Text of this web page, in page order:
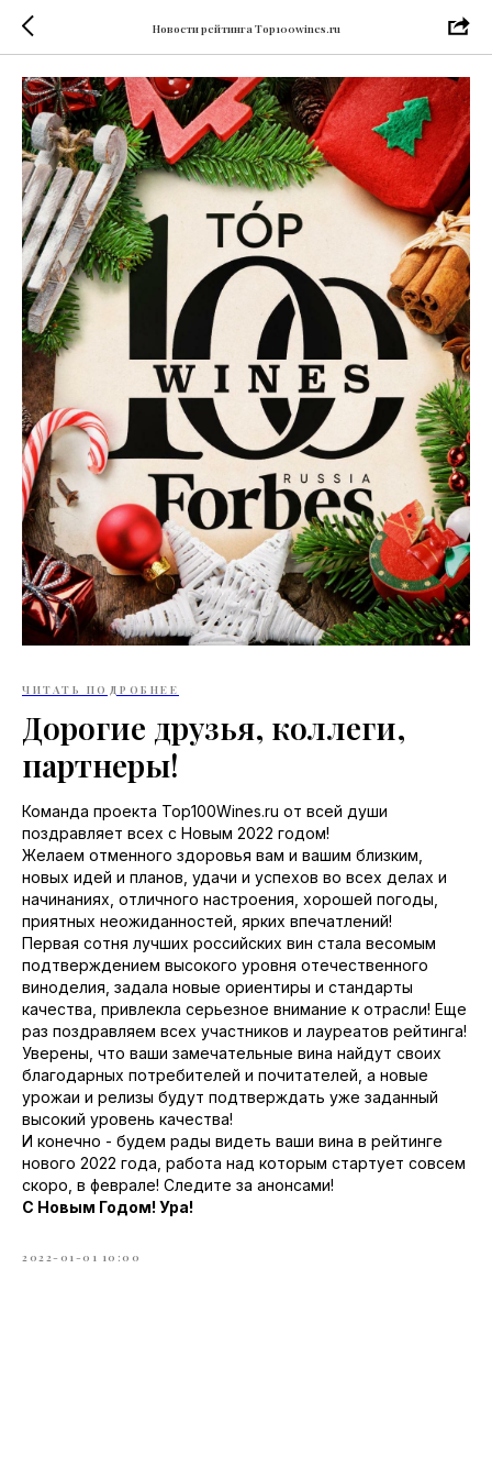
Новости рейтинга Top100wines.ru
ЧИТАТЬ ПОДРОБНЕЕ
Дорогие друзья, коллеги,
партнеры!
Команда проекта Top100Wines.ru от всей души
поздравляет всех с Новым 2022 годом!
Желаем отменного здоровья вам и вашим близким,
новых идей и планов, удачи и успехов во всех делах и
начинаниях, отличного настроения, хорошей погоды,
приятных неожиданностей, ярких впечатлений!
Первая сотня лучших российских вин стала весомым
подтверждением высокого уровня отечественного
виноделия, задала новые ориентиры и стандарты
качества, привлекла серьезное внимание к отрасли! Еще
раз поздравляем всех участников и лауреатов рейтинга!
Уверены, что ваши замечательные вина найдут своих
благодарных потребителей и почитателей, а новые
урожаи и релизы будут подтверждать уже заданный
высокий уровень качества!
И конечно - будем рады видеть ваши вина в рейтинге
нового 2022 года, работа над которым стартует совсем
скоро, в феврале! Следите за анонсами!
С Новым Годом! Ура!
2022-01-01 10:00